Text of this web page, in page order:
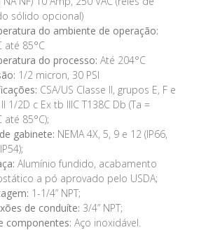
sólido opcional)
do ambiente de operação:
até 85°C
do processo: Até 204°C
1/2 micron, 30 PSI
CSA/US Classe II, grupos E, F e
II 1/2D c Ex tb IIIC T138C Db (Ta =
até 85°C);
gabinete: NEMA 4X, 5, 9 e 12 (IP66,
Alumínio fundido, acabamento
a pó aprovado pelo USDA;
1-1/4” NPT;
de conduíte: 3/4” NPT;
componentes: Aço inoxidável.